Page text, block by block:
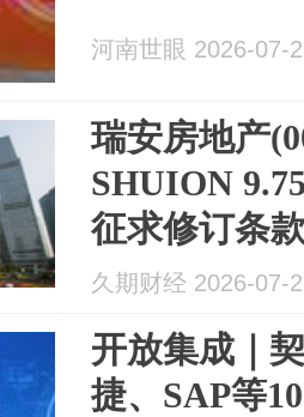
河南世眼 2026-07-
瑞安房地产
SHUION
征求修订条
久期财经 2026-07-
开放集成｜
捷、SAP等